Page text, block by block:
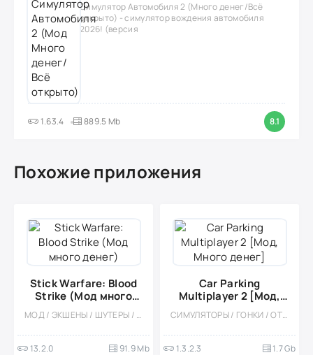
Симулятор Автомобиля 2 (Много денег/Всё
открыто) - симулятор вождения автомобиля
2026! (версия
1.63.4 889.5 Mb 8.1
Похожие приложения
Stick Warfare: Blood
Strike (Мод много
денег)
МОД / ЭКШЕНЫ / ШУТЕРЫ / КАЗУАЛЬНЫЕ / ОДНОПОЛЬЗОВАТЕЛЬСКИЕ / ОФЛАЙН / МАЛЕНЬКАЯ / ВИД СБОКУ
13.2.0 91.9 Mb
Car Parking
Multiplayer 2 [Мод,
Много денег]
СИМУЛЯТОРЫ / ГОНКИ / ОТКРЫТЫЙ МИР / КАЗУАЛЬНЫЕ / СТИЛИЗАЦИЯ / 3D / ВСТРОЕННЫЙ КЕШ / БОЛЬШАЯ / МОД / ФИЗИКА
1.3.2.3 1.7 Gb